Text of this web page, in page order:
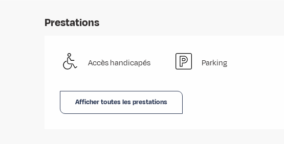
Prestations
Accès handicapés Parking
Afficher toutes les prestations